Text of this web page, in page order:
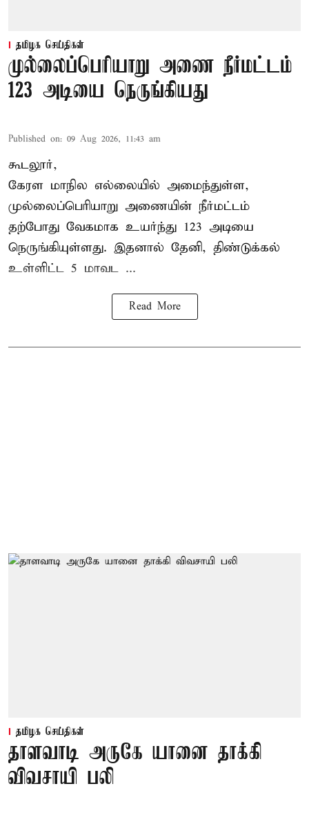
தமிழக செய்திகள்
முல்லைப்பெரியாறு அணை நீர்மட்டம்
123 அடியை நெருங்கியது
Published on: 09 Aug 2026, 11:43 am
கூடலூர்,
கேரள மாநில எல்லையில் அமைந்துள்ள,
முல்லைப்பெரியாறு அணையின் நீர்மட்டம்
தற்போது வேகமாக உயர்ந்து 123 அடியை
நெருங்கியுள்ளது. இதனால் தேனி, திண்டுக்கல்
உள்ளிட்ட 5 மாவட ...
Read More
தமிழக செய்திகள்
தாளவாடி அருகே யானை தாக்கி
விவசாயி பலி